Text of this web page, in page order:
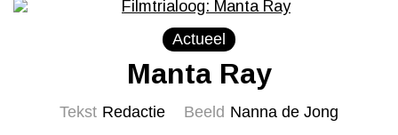
Actueel
Manta Ray
Tekst Redactie Beeld Nanna de Jong